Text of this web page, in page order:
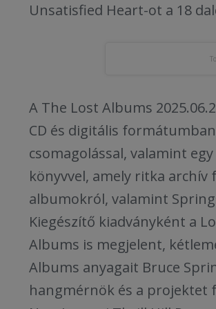
Unsatisfied Heart-ot a 18
A The Lost Albums
CD és digitális
csomagolással, valamint
könyvvel, amely ritka archív
albumokról, valamint
Kiegészítő kiadványként a
Albums is megjelent,
Albums anyagait Bruce
hangmérnök és a projektet